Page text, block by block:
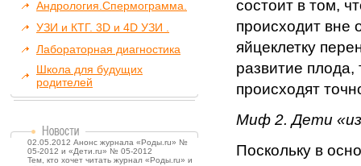
Андрология.Спермограмма.
УЗИ и КТГ. 3D и 4D УЗИ .
Лабораторная диагностика
Школа для будущих
родителей
02.05.2012 Анонс журнала «Роды.ru» №
05-2012 и «Дети.ru» № 05-2012
Тем, кто хочет читать журнал «Роды.ru» и
состоит в том,
про­исходит
яйцеклетку
развитие
происходят
Миф 2. Дети «из
Поскольку в